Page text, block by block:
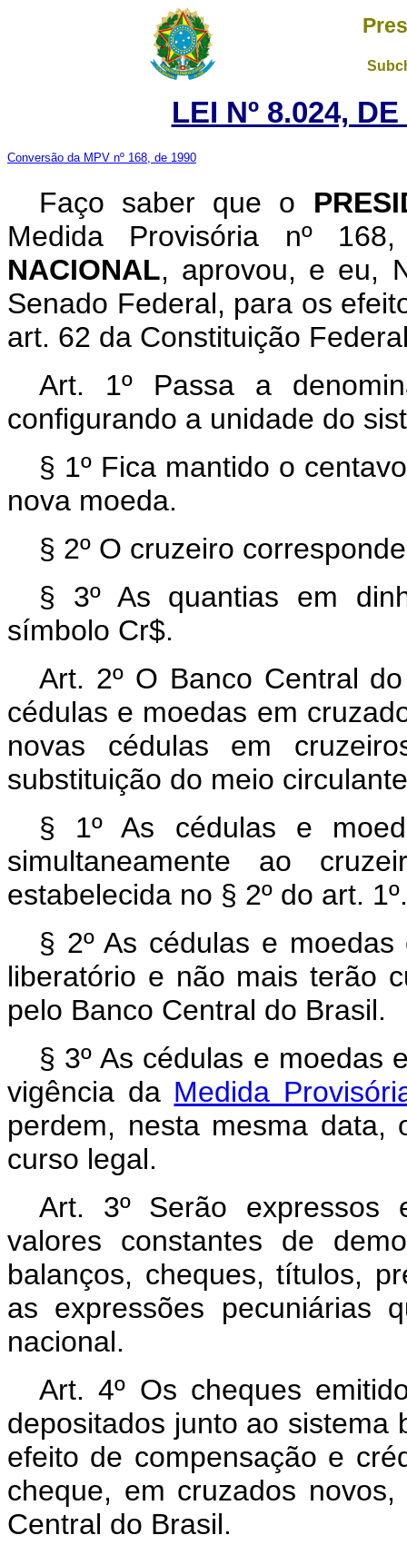
LEI Nº 8.024,
Conversão da MPV nº 168, de 1990
Faço saber que o
Medida Provisória nº
NACIONAL, aprovou, e eu,
Senado Federal, para os
art. 62 da Constituição
Art. 1º Passa a
configurando a unidade do
§ 1º Fica mantido o
nova moeda.
§ 2º O cruzeiro
§ 3º As quantias em
símbolo Cr$.
Art. 2º O Banco Central
cédulas e moedas em
novas cédulas em
substituição do meio
§ 1º As cédulas e
simultaneamente ao
estabelecida no § 2º do art. 1º.
§ 2º As cédulas e
liberatório e não mais terão
pelo Banco Central do Brasil.
§ 3º As cédulas e moedas
vigência da Medida
perdem, nesta mesma
curso legal.
Art. 3º Serão expressos
valores constantes de
balanços, cheques, títulos,
as expressões pecuniárias
nacional.
Art. 4º Os cheques
depositados junto ao sistema
efeito de compensação e
cheque, em cruzados
Central do Brasil.